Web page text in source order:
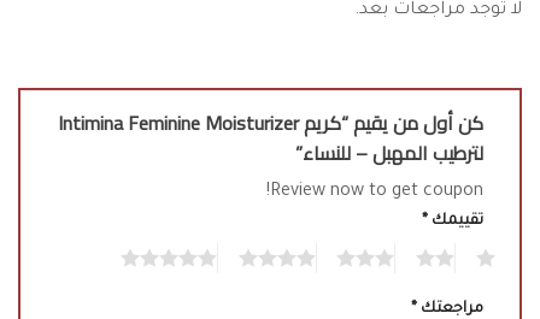
لا توجد مراجعات بعد.
كن أول من يقيم “كريم Intimina Feminine Moisturizer
لترطيب المهبل – للنساء”
Review now to get coupon!
تقييمك *
مراجعتك *